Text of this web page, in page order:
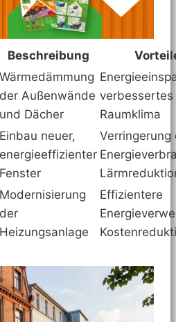
Beschreibung
Wärmedämmung
der Außenwände
und Dächer
verbessertes
Raumklima
Einbau neuer,
energieeffizienter
Fenster
Verringerung
Modernisierung
der
Heizungsanlage
Effizientere